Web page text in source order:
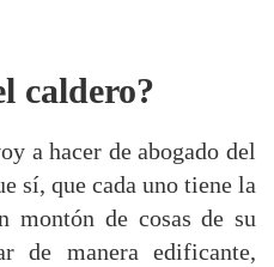
caldero?
a hacer de abogado del
sí, que cada uno tiene la
montón de cosas de su
de manera edificante,